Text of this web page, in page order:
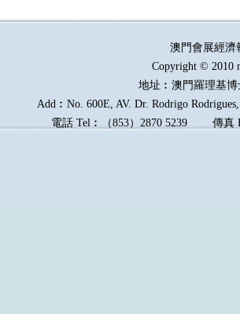
澳門會展經
Copyright © 2010
地址︰澳門羅理基
Add︰No. 600E, AV. Dr. Rodrigo
電話 Tel︰（853）2870 5239傳真